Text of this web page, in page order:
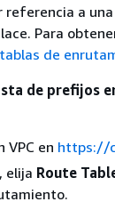
referencia a
Para
de
de prefijos
VPC en https://
elija Route